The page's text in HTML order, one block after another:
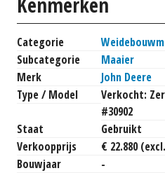
Categorie
Subcategorie
Maaier
Merk
John Deere
Type / Model
Verkocht:
#30902
Staat
Gebruikt
Verkoopprijs
€ 22.880
Bouwjaar
-